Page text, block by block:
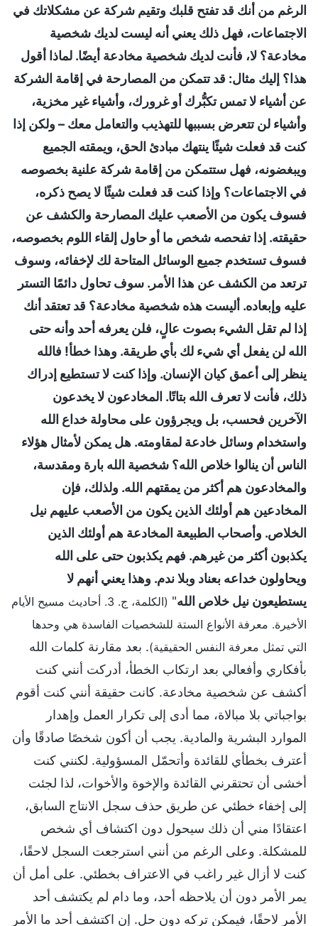
الرغم من أنك قد تفتح قلبك وتقيم شركة عن مشكلاتك في
الاجتماعات، فهل ذلك يعني أنه ليست لديك شخصية
مخادعة؟ لا، فأنت لديك شخصية مخادعة أيضًا. لماذا أقول
هذا؟ إليك مثال: قد تتمكن من المصارحة في إقامة الشركة
عن أشياء لا تمس تكبُّرك أو غرورك، وأشياء غير مخزية،
وأشياء لن تتعرض بسببها للتهذيب والتعامل معك – ولكن إذا
كنت قد فعلت شيئًا ينتهك مبادئ الحق، ويمقته الجميع
ويبغضونه، فهل ستتمكن من إقامة شركة علنية بخصوصه
في الاجتماعات؟ وإذا كنت قد فعلت شيئًا لا يصح ذكره،
فسوف يكون من الأصعب عليك المصارحة والكشف عن
حقيقته. إذا تفحصه شخص ما أو حاول إلقاء اللوم بخصوصه،
فسوف تستخدم جميع الوسائل المتاحة لك لإخفائه، وسوف
ترتعد من الكشف عن هذا الأمر. سوف تحاول دائمًا التستر
عليه وإبعاده. أليست هذه شخصية مخادعة؟ قد تعتقد أنك
إذا لم تقل الشيء بصوت عالٍ، فلن يعرفه أحد وأنه حتى
الله لن يفعل أي شيء لك بأي طريقة. وهذا خطأ! فالله
ينظر إلى أعمق كيان الإنسان. وإذا كنت لا تستطيع إدراك
ذلك، فأنت لا تعرف الله بتاتًا. المخادعون لا يخدعون
الآخرين فحسب، بل ويجرؤون على محاولة خداع الله
واستخدام وسائل خادعة لمقاومته. هل يمكن لأمثال هؤلاء
الناس أن ينالوا خلاص الله؟ شخصية الله بارة ومقدسة،
والمخادعون هم أكثر من يمقتهم الله. ولذلك، فإن
المخادعين هم أولئك الذين يكون من الأصعب عليهم نيل
الخلاص. وأصحاب الطبيعة المخادعة هم أولئك الذين
يكذبون أكثر من غيرهم. فهم يكذبون حتى على الله
ويحاولون خداعه بعناد وبلا ندم. وهذا يعني أنهم لا
يستطيعون نيل خلاص الله"
(الكلمة، ج. 3. أحاديث مسيح الأيام
الأخيرة. معرفة الأنواع الستة للشخصيات الفاسدة هي وحدها
التي تمثل معرفة النفس الحقيقية). بعد مقارنة كلمات الله
بأفكاري وأفعالي بعد ارتكاب الخطأ، أدركت أنني كنت
أكشف عن شخصية مخادعة. كانت حقيقة أنني كنت أقوم
بواجباتي بلا مبالاة، مما أدى إلى تكرار العمل وإهدار
الموارد البشرية والمادية. يجب أن أكون شخصًا صادقًا وأن
أعترف بخطأي للقائدة وأتحمّل المسؤولية. لكنني كنت
أخشى أن تحتقرني القائدة والإخوة والأخوات، لذا لجئت
إلى إخفاء خطئي عن طريق حذف سجل الانتاج السابق،
اعتقادًا مني أن ذلك سيحول دون اكتشاف أي شخص
للمشكلة. وعلى الرغم من أنني استرجعت السجل لاحقًا،
كنت لا أزال غير راغب في الاعتراف بخطئي. على أمل أن
يمر الأمر دون أن يلاحظه أحد، وما دام لم يكتشف أحد
الأمر لاحقًا، فيمكن تركه دون حل. إن اكتشف أحد ما الأمر